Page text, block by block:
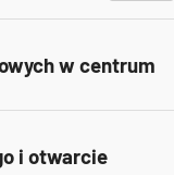
w centrum
i otwarcie